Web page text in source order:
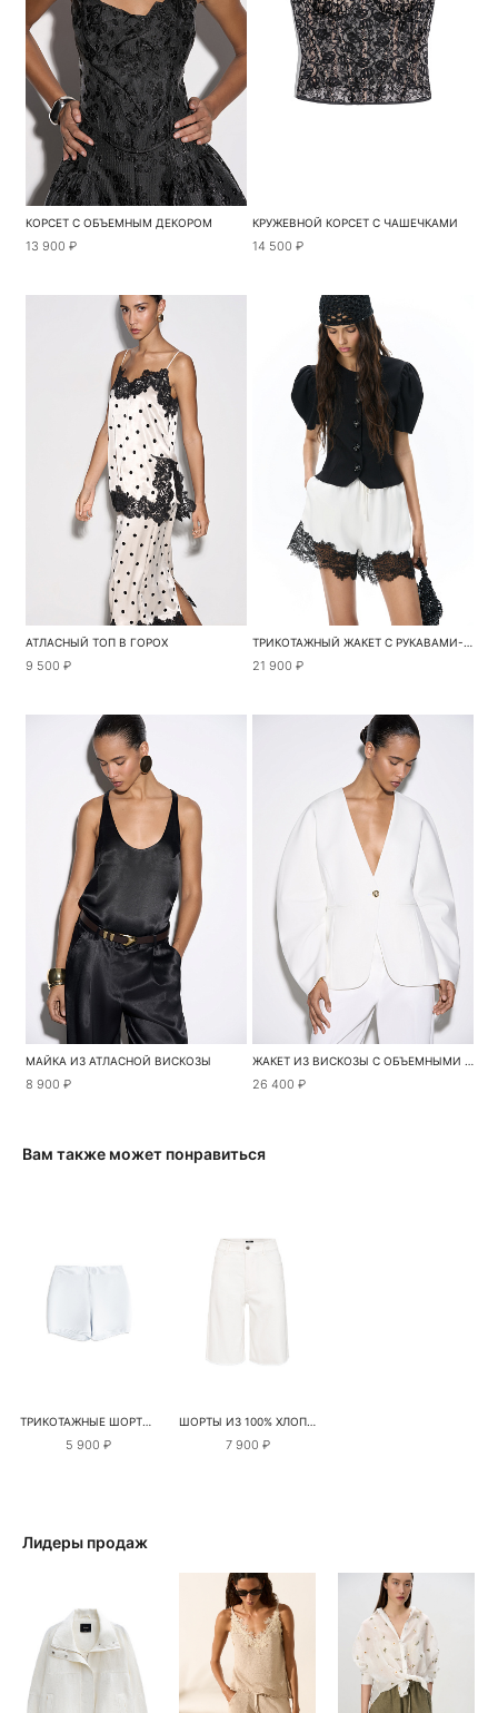
КОРСЕТ С ОБЪЕМНЫМ ДЕКОРОМ
13 900 ₽
КРУЖЕВНОЙ КОРСЕТ С ЧАШЕЧКАМИ
14 500 ₽
АТЛАСНЫЙ ТОП В ГОРОХ
9 500 ₽
ТРИКОТАЖНЫЙ ЖАКЕТ С РУКАВАМИ-ФОНАРИКАМИ
21 900 ₽
МАЙКА ИЗ АТЛАСНОЙ ВИСКОЗЫ
8 900 ₽
ЖАКЕТ ИЗ ВИСКОЗЫ С ОБЪЕМНЫМИ РУКАВАМИ
26 400 ₽
Вам также может понравиться
ТРИКОТАЖНЫЕ ШОРТЫ МИНИ ИЗ ВИСКОЗЫ
5 900 ₽
ШОРТЫ ИЗ 100% ХЛОПКА
7 900 ₽
Лидеры продаж